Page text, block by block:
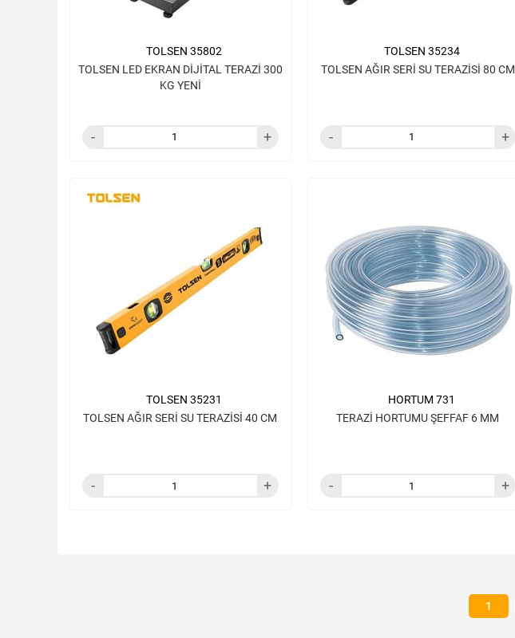
TOLSEN LED EKRAN DİJİTAL TERAZİ 300
KG YENİ
TOLSEN 35802
TOLSEN AĞIR SERİ SU TERAZİSİ 80 CM
TOLSEN 35234
TOLSEN AĞIR SERİ SU TERAZİSİ 40 CM
TOLSEN 35231
TERAZİ HORTUMU ŞEFFAF 6 MM
HORTUM 731
1